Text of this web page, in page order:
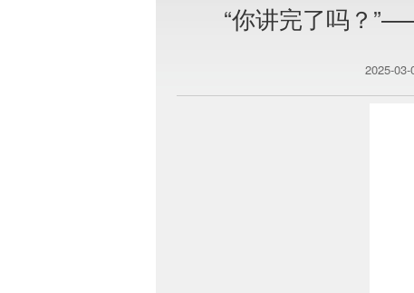
“你讲完了吗？
2025-03-